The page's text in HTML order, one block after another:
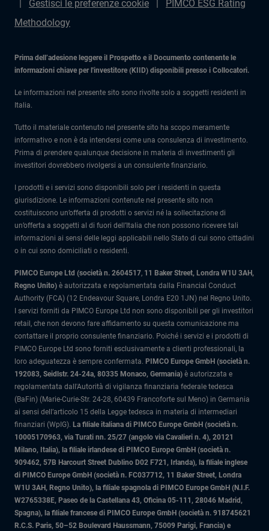
Gestisci le preferenze cookie
PIMCO ESG Rating
Methodology
Prima dell’adesione leggere il Prospetto e il Documento contenente le
informazioni chiave per l'investitore (KIID) disponibili presso i Collocatori.
Le informazioni nel presente sito sono rivolte solo a soggetti residenti in
Italia.
Tutto il materiale contenuto nel presente sito ha scopo meramente
informativo e non è da intendersi come una consulenza di investimento.
Prima di prendere qualunque decisione in materia di investimenti gli
investitori dovrebbero rivolgersi a un consulente finanziario.
I prodotti e i servizi sono disponibili solo per i residenti in questa
giurisdizione. Le informazioni contenute nel presente sito non
costituiscono un’offerta di prodotti o servizi né la sollecitazione di
un’offerta a soggetti al di fuori dell’Italia che non possono ricevere tali
informazioni ai sensi delle leggi applicabili nello Stato di cui sono cittadini
o in cui sono domiciliati o residenti.
PIMCO Europe Ltd (società n. 2604517, 11 Baker Street, Londra W1U 3AH,
Regno Unito) è autorizzata e regolamentata dalla Financial Conduct
Authority (FCA) (12 Endeavour Square, Londra E20 1JN) nel Regno Unito.
I servizi forniti da PIMCO Europe Ltd non sono disponibili per gli investitori
retail, che non devono fare affidamento su questa comunicazione ma
contattare il proprio consulente finanziario. Poiché i servizi e i prodotti di
PIMCO Europe Ltd sono forniti esclusivamente a clienti professionali, la
loro adeguatezza è sempre confermata. PIMCO Europe GmbH (società n.
192083, Seidlstr. 24-24a, 80335 Monaco, Germania) è autorizzata e
regolamentata dall'Autorità di vigilanza finanziaria federale tedesca
(BaFin) (Marie-Curie-Str. 24-28, 60439 Francoforte sul Meno) in Germania
ai sensi dell’articolo 15 della Legge tedesca in materia di intermediari
finanziari (WpIG). La filiale italiana di PIMCO Europe GmbH (società n.
10005170963, via Turati nn. 25/27 (angolo via Cavalieri n. 4), 20121
Milano, Italia), la filiale irlandese di PIMCO Europe GmbH (società n.
909462, 57B Harcourt Street Dublino D02 F721, Irlanda), la filiale inglese
di PIMCO Europe GmbH (società n. FC037712, 11 Baker Street, Londra
W1U 3AH, Regno Unito), la filiale spagnola di PIMCO Europe GmbH (N.I.F.
W2765338E, Paseo de la Castellana 43, Oficina 05-111, 28046 Madrid,
Spagna), la filiale francese di PIMCO Europe GmbH (società n. 918745621
R.C.S. Paris, 50–52 Boulevard Haussmann, 75009 Parigi, Francia) e